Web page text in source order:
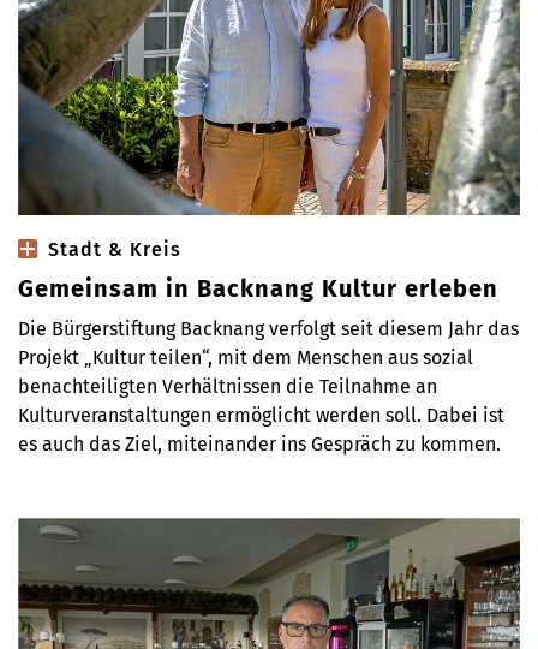
Stadt & Kreis
Gemeinsam in Backnang Kultur erleben
Die Bürgerstiftung Backnang verfolgt seit diesem Jahr das
Projekt „Kultur teilen“, mit dem Menschen aus sozial
benachteiligten Verhältnissen die Teilnahme an
Kulturveranstaltungen ermöglicht werden soll. Dabei ist
es auch das Ziel, miteinander ins Gespräch zu kommen.